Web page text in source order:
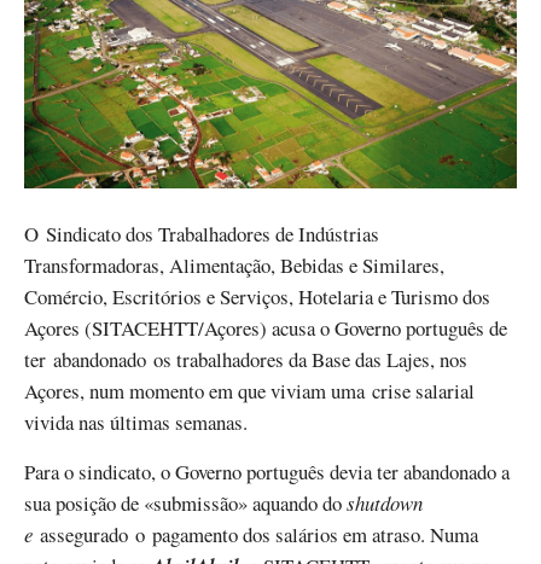
O Sindicato dos Trabalhadores de Indústrias
Transformadoras, Alimentação, Bebidas e Similares,
Comércio, Escritórios e Serviços, Hotelaria e Turismo dos
Açores (SITACEHTT/Açores) acusa o Governo português de
ter abandonado os trabalhadores da Base das Lajes, nos
Açores, num momento em que viviam uma crise salarial
vivida nas últimas semanas.
Para o sindicato, o Governo português devia ter abandonado a
sua posição de «submissão» aquando doshutdown
e assegurado o pagamento dos salários em atraso. Numa